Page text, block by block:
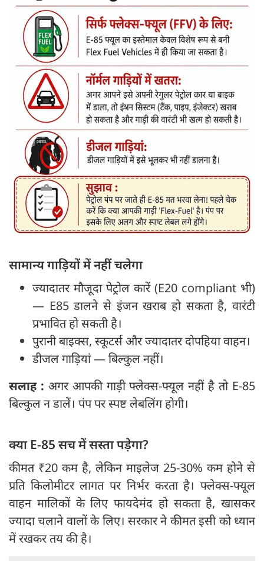
सामान्य गाड़ियों में नहीं चलेगा
ज्यादातर मौजूदा पेट्रोल कारें (E20 compliant भी)
— E85 डालने से इंजन खराब हो सकता है, वारंटी
प्रभावित हो सकती है।
पुरानी बाइक्स, स्कूटर्स और ज्यादातर दोपहिया वाहन।
डीजल गाड़ियां — बिल्कुल नहीं।
सलाह : अगर आपकी गाड़ी फ्लेक्स-फ्यूल नहीं है तो E-85
बिल्कुल न डालें। पंप पर स्पष्ट लेबलिंग होगी।
क्या E-85 सच में सस्ता पड़ेगा?
कीमत ₹20 कम है, लेकिन माइलेज 25-30% कम होने से
प्रति किलोमीटर लागत पर निर्भर करता है। फ्लेक्स-फ्यूल
वाहन मालिकों के लिए फायदेमंद हो सकता है, खासकर
ज्यादा चलाने वालों के लिए। सरकार ने कीमत इसी को ध्यान
में रखकर तय की है।